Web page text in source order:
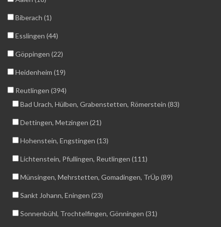
Biberach (1)
Esslingen (44)
Göppingen (22)
Heidenheim (19)
Reutlingen (394)
Bad Urach, Hülben, Grabenstetten, Römerstein (83)
Dettingen, Metzingen (21)
Hohenstein, Engstingen (13)
Lichtenstein, Pfullingen, Reutlingen (111)
Münsingen, Mehrstetten, Gomadingen, TrÜp (89)
Sankt Johann, Eningen (23)
Sonnenbühl, Trochtelfingen, Gönningen (31)